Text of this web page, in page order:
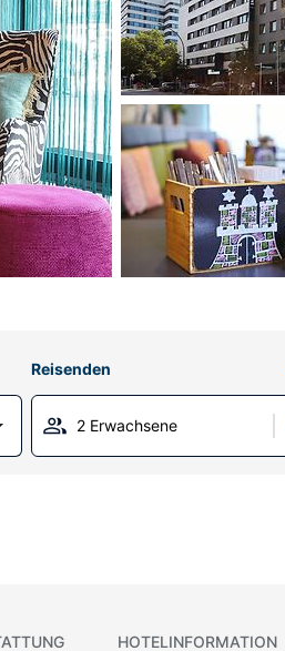
Reisenden
2 Erwachsene
HOTELINFORMATION